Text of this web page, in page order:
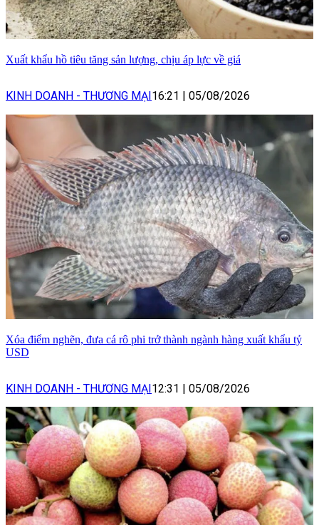
Xuất khẩu hồ tiêu tăng sản lượng, chịu áp lực về giá
KINH DOANH - THƯƠNG MẠI 16:21 05/08/2026
Xóa điểm nghẽn, đưa cá rô phi trở thành ngành hàng xuất khẩu tỷ
USD
KINH DOANH - THƯƠNG MẠI 12:31 05/08/2026